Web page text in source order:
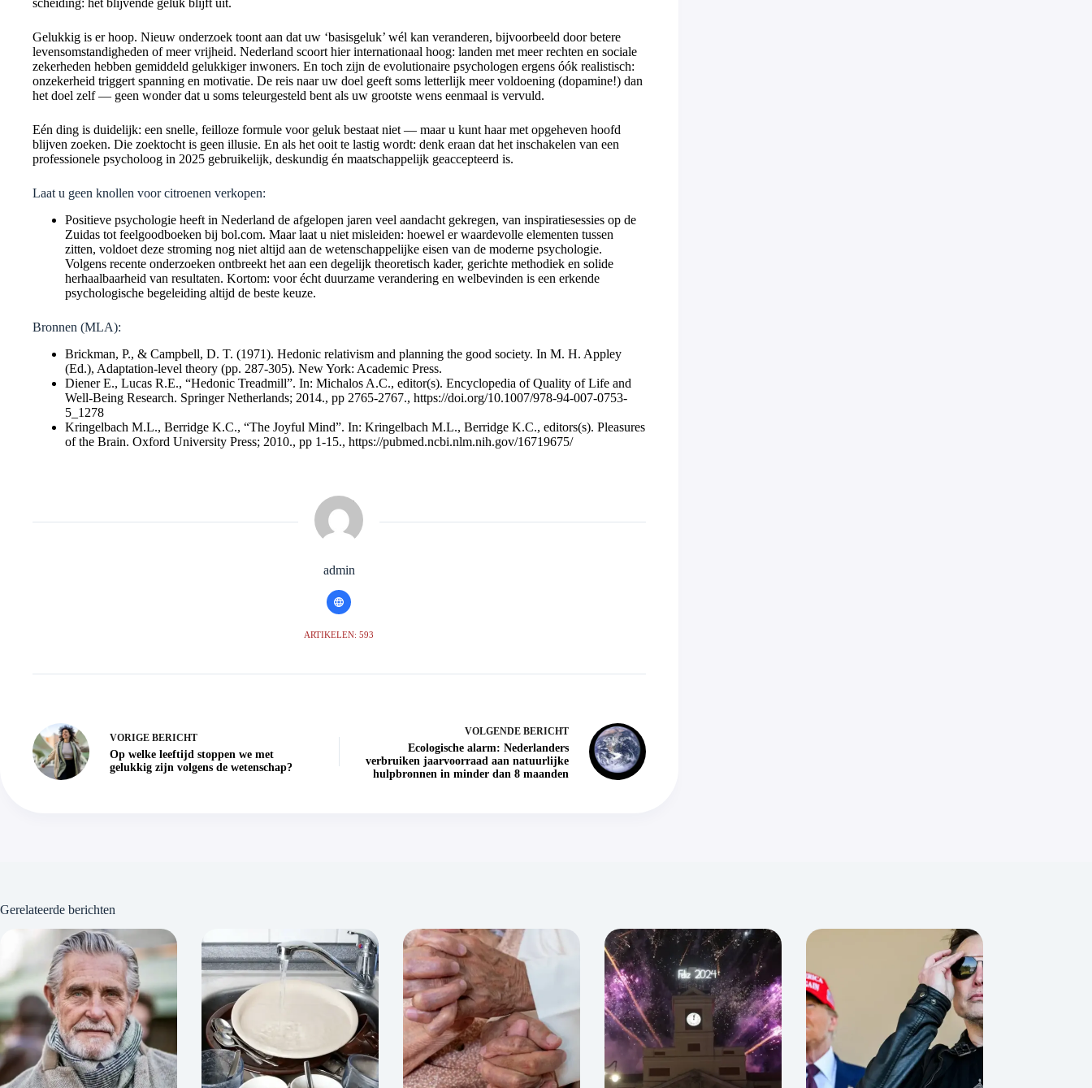
scheiding: het blijvende geluk blijft uit.
Gelukkig is er hoop. Nieuw onderzoek toont aan dat uw ‘basisgeluk’ wél kan veranderen, bijvoorbeeld door betere
levensomstandigheden of meer vrijheid. Nederland scoort hier internationaal hoog: landen met meer rechten en sociale
zekerheden hebben gemiddeld gelukkiger inwoners. En toch zijn de evolutionaire psychologen ergens óók realistisch:
onzekerheid triggert spanning en motivatie. De reis naar uw doel geeft soms letterlijk meer voldoening (dopamine!) dan
het doel zelf — geen wonder dat u soms teleurgesteld bent als uw grootste wens eenmaal is vervuld.
Eén ding is duidelijk: een snelle, feilloze formule voor geluk bestaat niet — maar u kunt haar met opgeheven hoofd
blijven zoeken. Die zoektocht is geen illusie. En als het ooit te lastig wordt: denk eraan dat het inschakelen van een
professionele psycholoog in 2025 gebruikelijk, deskundig én maatschappelijk geaccepteerd is.
Laat u geen knollen voor citroenen verkopen:
Positieve psychologie heeft in Nederland de afgelopen jaren veel aandacht gekregen, van inspiratiesessies op de
Zuidas tot feelgoodboeken bij bol.com. Maar laat u niet misleiden: hoewel er waardevolle elementen tussen
zitten, voldoet deze stroming nog niet altijd aan de wetenschappelijke eisen van de moderne psychologie.
Volgens recente onderzoeken ontbreekt het aan een degelijk theoretisch kader, gerichte methodiek en solide
herhaalbaarheid van resultaten. Kortom: voor écht duurzame verandering en welbevinden is een erkende
psychologische begeleiding altijd de beste keuze.
Bronnen (MLA):
Brickman, P., & Campbell, D. T. (1971). Hedonic relativism and planning the good society. In M. H. Appley
(Ed.), Adaptation-level theory (pp. 287-305). New York: Academic Press.
Diener E., Lucas R.E., “Hedonic Treadmill”. In: Michalos A.C., editor(s). Encyclopedia of Quality of Life and
Well-Being Research. Springer Netherlands; 2014., pp 2765-2767., https://doi.org/10.1007/978-94-007-0753-
5_1278
Kringelbach M.L., Berridge K.C., “The Joyful Mind”. In: Kringelbach M.L., Berridge K.C., editors(s). Pleasures
of the Brain. Oxford University Press; 2010., pp 1-15., https://pubmed.ncbi.nlm.nih.gov/16719675/
admin
ARTIKELEN: 593
VORIGE BERICHT
Op welke leeftijd stoppen we met
gelukkig zijn volgens de wetenschap?
VOLGENDE BERICHT
Ecologische alarm: Nederlanders
verbruiken jaarvoorraad aan natuurlijke
hulpbronnen in minder dan 8 maanden
Gerelateerde berichten